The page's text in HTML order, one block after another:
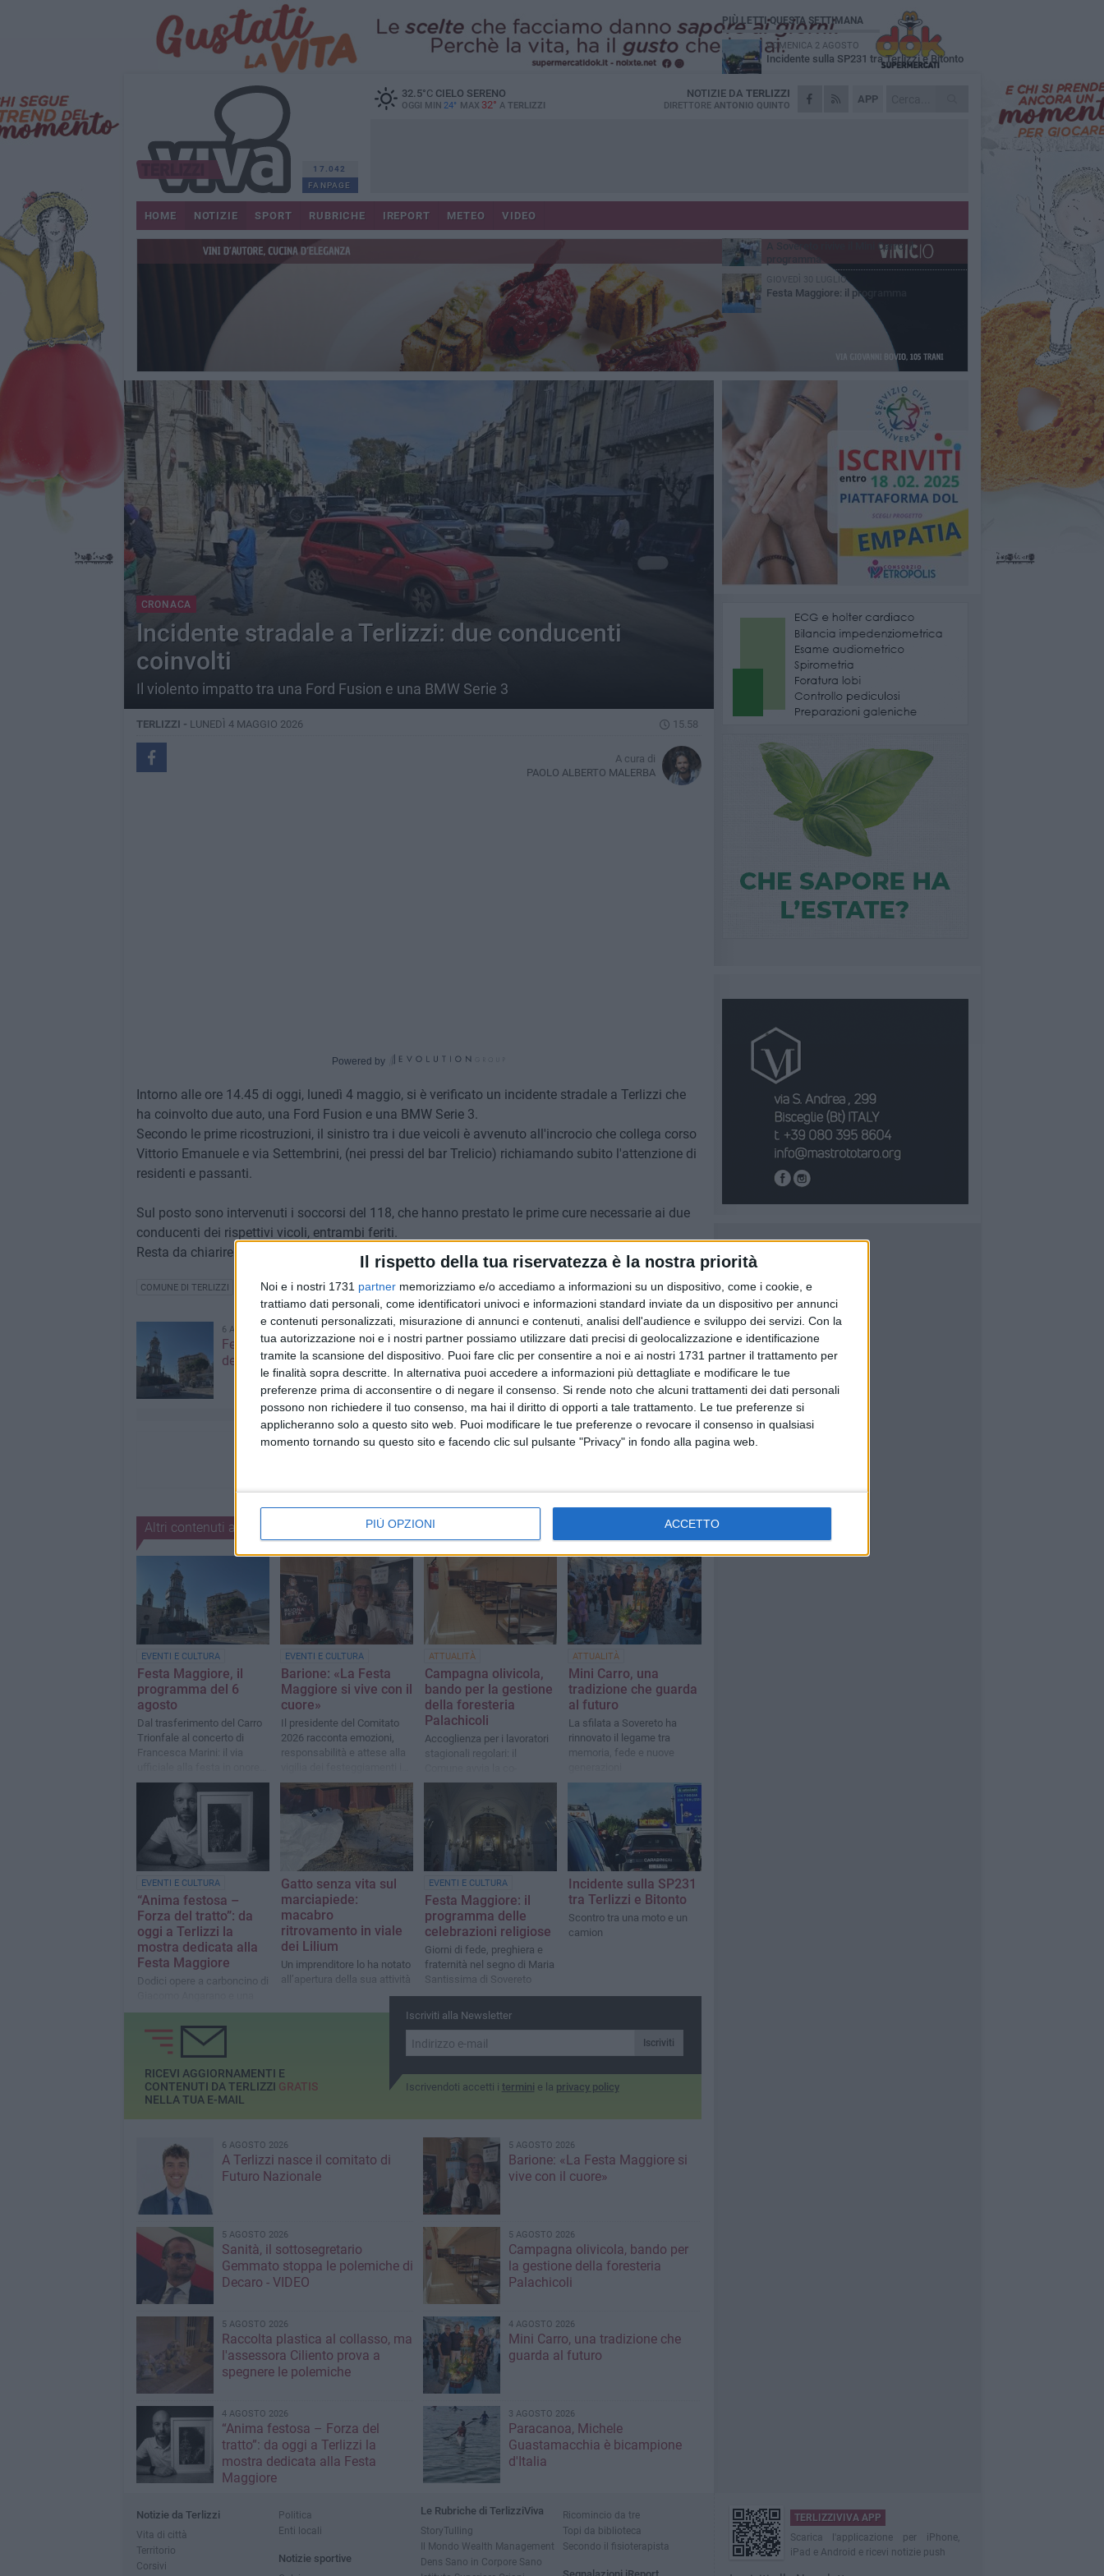
Il rispetto della tua riservatezza è la nostra priorità
Noi e i nostri 1731 partner memorizziamo e/o accediamo a informazioni su un dispositivo, come i cookie, e
trattiamo dati personali, come identificatori univoci e informazioni standard inviate da un dispositivo per annunci
e contenuti personalizzati, misurazione di annunci e contenuti, analisi dell'audience e sviluppo dei servizi. Con la
tua autorizzazione noi e i nostri partner possiamo utilizzare dati precisi di geolocalizzazione e identificazione
tramite la scansione del dispositivo. Puoi fare clic per consentire a noi e ai nostri 1731 partner il trattamento per
le finalità sopra descritte. In alternativa puoi accedere a informazioni più dettagliate e modificare le tue
preferenze prima di acconsentire o di negare il consenso. Si rende noto che alcuni trattamenti dei dati personali
possono non richiedere il tuo consenso, ma hai il diritto di opporti a tale trattamento. Le tue preferenze si
applicheranno solo a questo sito web. Puoi modificare le tue preferenze o revocare il consenso in qualsiasi
momento tornando su questo sito e facendo clic sul pulsante "Privacy" in fondo alla pagina web.
PIÙ OPZIONI ACCETTO
17.042
FANPAGE
32.5°CCIELO SERENO
OGGI MIN 24° MAX 32° A TERLIZZI
APP
NOTIZIE DA TERLIZZI
DIRETTORE ANTONIO QUINTO
HOME NOTIZIE SPORT RUBRICHE IREPORT METEO VIDEO
CRONACA
Incidente stradale a Terlizzi: due conducenti
coinvolti
Il violento impatto tra una Ford Fusion e una BMW Serie 3
TERLIZZI - LUNEDÌ 4 MAGGIO 2026 15.58
A cura di
PAOLO ALBERTO MALERBA
Powered by
Intorno alle ore 14.45 di oggi, lunedì 4 maggio, si è verificato un incidente stradale a Terlizzi che
ha coinvolto due auto, una Ford Fusion e una BMW Serie 3.
Secondo le prime ricostruzioni, il sinistro tra i due veicoli è avvenuto all'incrocio che collega corso
Vittorio Emanuele e via Settembrini, (nei pressi del bar Trelicio) richiamando subito l'attenzione di
residenti e passanti.
Sul posto sono intervenuti i soccorsi del 118, che hanno prestato le prime cure necessarie ai due
conducenti dei rispettivi vicoli, entrambi feriti.
Resta da chiarire la dinamica dell'accaduto e le condizioni precise delle persone coinvolte.
COMUNE DI TERLIZZI CRONACA
6 AGOSTO 2026
Festa Maggiore, il programma
del 6 agosto
Riqualificazione Mercato Lioy, a
Terlizzi arriva un milione e
mezzo di euro
Altri contenuti a tema
EVENTI E CULTURA
Festa Maggiore, il
programma del 6
agosto
Dal trasferimento del Carro
Trionfale al concerto di
Francesca Marini: il via
di Maria SS. di Sovereto
EVENTI E CULTURA
Barione: «La Festa
Maggiore si vive con il
cuore»
Il presidente del Comitato
2026 racconta emozioni,
responsabilità e attese alla
onore di Maria SS di
ATTUALITÀ
Campagna olivicola,
bando per la gestione
della foresteria
Palachicoli
Accoglienza per i lavoratori
stagionali regolari: il
progettazione con il Terzo
ATTUALITÀ
Mini Carro, una
tradizione che guarda
al futuro
La sfilata a Sovereto ha
rinnovato il legame tra
memoria, fede e nuove
EVENTI E CULTURA
“Anima festosa –
Forza del tratto”: da
oggi a Terlizzi la
mostra dedicata alla
Festa Maggiore
Dodici opere a carboncino di
sezione dedicata al Carro
Trionfale all’Infopoint
turistico
Gatto senza vita sul
marciapiede:
macabro
ritrovamento in viale
dei Lilium
Un imprenditore lo ha notato
all’apertura della sua attività
EVENTI E CULTURA
Festa Maggiore: il
programma delle
celebrazioni religiose
Giorni di fede, preghiera e
fraternità nel segno di Maria
Santissima di Sovereto
Incidente sulla SP231
tra Terlizzi e Bitonto
Scontro tra una moto e un
camion
Iscriviti alla Newsletter
Iscriviti
Iscrivendoti accetti i termini e la privacy policy
RICEVI AGGIORNAMENTI E
CONTENUTI DA TERLIZZI GRATIS
NELLA TUA E-MAIL
6 AGOSTO 2026
A Terlizzi nasce il comitato di
Futuro Nazionale
5 AGOSTO 2026
Barione: «La Festa Maggiore si
vive con il cuore»
5 AGOSTO 2026
Sanità, il sottosegretario
Gemmato stoppa le polemiche di
Decaro - VIDEO
5 AGOSTO 2026
Campagna olivicola, bando per
la gestione della foresteria
Palachicoli
5 AGOSTO 2026
Raccolta plastica al collasso, ma
l'assessora Ciliento prova a
spegnere le polemiche
4 AGOSTO 2026
Mini Carro, una tradizione che
guarda al futuro
4 AGOSTO 2026
“Anima festosa – Forza del
tratto”: da oggi a Terlizzi la
mostra dedicata alla Festa
Maggiore
3 AGOSTO 2026
Paracanoa, Michele
Guastamacchia è bicampione
d'Italia
PIÙ LETTI QUESTA SETTIMANA
DOMENICA 2 AGOSTO
Incidente sulla SP231 tra Terlizzi e Bitonto
LUNEDÌ 3 AGOSTO
Gatto senza vita sul marciapiede: macabro
I timonieri incontrano i più piccoli: la
SABATO 1 AGOSTO
A Sovereto rivive il Mini Carro: il
GIOVEDÌ 30 LUGLIO
Festa Maggiore: il programma
Notizie da Terlizzi
Vita di città
Territorio
Corsivi
Politica
Enti locali
Notizie sportive
Le Rubriche di TerlizziViva
StoryTulling
Il Mondo Wealth Management
Dens Sano in Corpore Sano
Ricomincio da tre
Topi da biblioteca
Secondo il fisioterapista
TERLIZZIVIVA APP
Scarica l'applicazione per iPhone,
iPad e Android e ricevi notizie push